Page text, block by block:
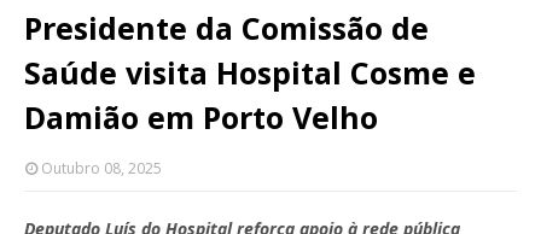
Presidente da Comissão de
Saúde visita Hospital Cosme e
Damião em Porto Velho
Outubro 08, 2025
Deputado Luís do Hospital reforça apoio à rede pública